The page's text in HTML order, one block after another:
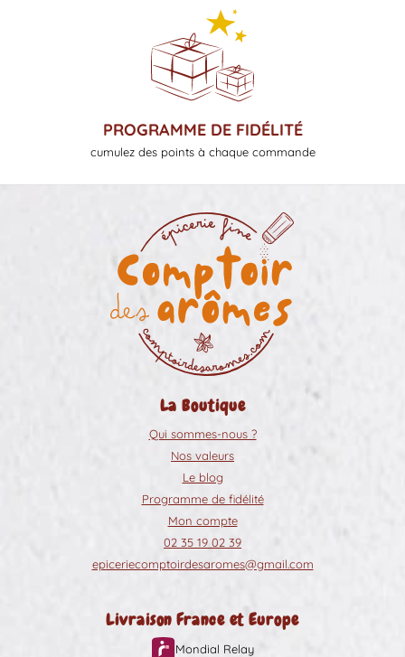
PROGRAMME DE FIDÉLITÉ
cumulez des points à chaque commande
La Boutique
Qui sommes-nous ?
Nos valeurs
Le blog
Programme de fidélité
Mon compte
02 35 19 02 39
epiceriecomptoirdesaromes@gmail.com
Livraison France et Europe
Mondial Relay